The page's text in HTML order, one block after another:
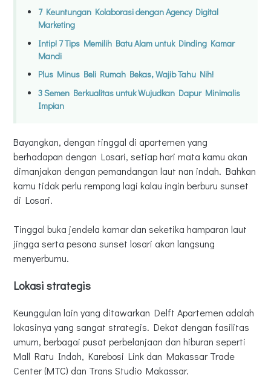
7 Keuntungan Kolaborasi dengan Agency Digital
Marketing
Intip! 7 Tips Memilih Batu Alam untuk Dinding Kamar
Mandi
Plus Minus Beli Rumah Bekas, Wajib Tahu Nih!
3 Semen Berkualitas untuk Wujudkan Dapur Minimalis
Impian
Bayangkan, dengan tinggal di apartemen yang
berhadapan dengan Losari, setiap hari mata kamu akan
dimanjakan dengan pemandangan laut nan indah. Bahkan
kamu tidak perlu rempong lagi kalau ingin berburu sunset
di Losari.
Tinggal buka jendela kamar dan seketika hamparan laut
jingga serta pesona sunset losari akan langsung
menyerbumu.
Lokasi strategis
Keunggulan lain yang ditawarkan Delft Apartemen adalah
lokasinya yang sangat strategis. Dekat dengan fasilitas
umum, berbagai pusat perbelanjaan dan hiburan seperti
Mall Ratu Indah, Karebosi Link dan Makassar Trade
Center (MTC) dan Trans Studio Makassar.